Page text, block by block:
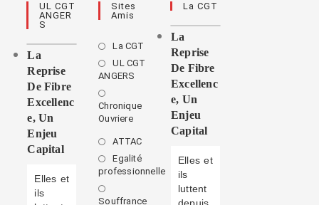
UL CGT
ANGER
S
La
Reprise
De Fibre
Excellenc
E, Un
Enjeu
Capital
Elles et
ils
Sites
Amis
La CGT
UL CGT
ANGERS
Chronique
Ouvriere
ATTAC
Egalité
professionnelle
Souffrance
La CGT
La
Reprise
De Fibre
Excellenc
E, Un
Enjeu
Capital
Elles et
ils
luttent